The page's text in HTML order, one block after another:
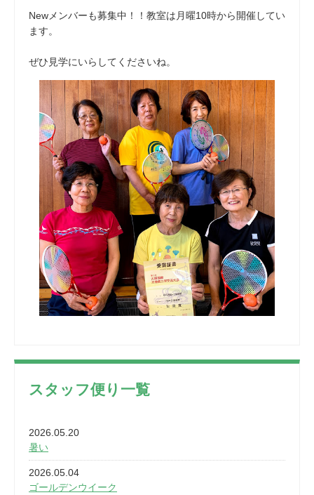
Newメンバーも募集中！！教室は月曜10時から開催してい
ます。
ぜひ見学にいらしてくださいね。
スタッフ便り一覧
2026.05.20
暑い
2026.05.04
ゴールデンウイーク